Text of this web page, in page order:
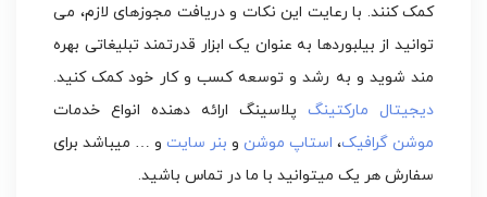
کمک کنند. با رعایت این نکات و دریافت مجوزهای لازم، می
توانید از بیلبوردها به عنوان یک ابزار قدرتمند تبلیغاتی بهره
مند شوید و به رشد و توسعه کسب و کار خود کمک کنید.
دیجیتال مارکتینگ پلاسینگ ارائه دهنده انواع خدمات
موشن گرافیک، استاپ موشن و بنر سایت و … میباشد برای
سفارش هر یک میتوانید با ما در تماس باشید.